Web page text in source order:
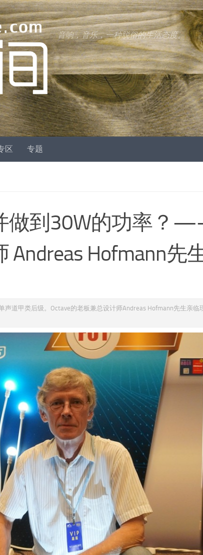
音响，音乐，一种脱俗的生活态度。
区 专题
做到30W的功率？
Andreas Hofmann先
声道甲类后级。Octave的老板兼总设计师Andreas Hofmann先生亲临